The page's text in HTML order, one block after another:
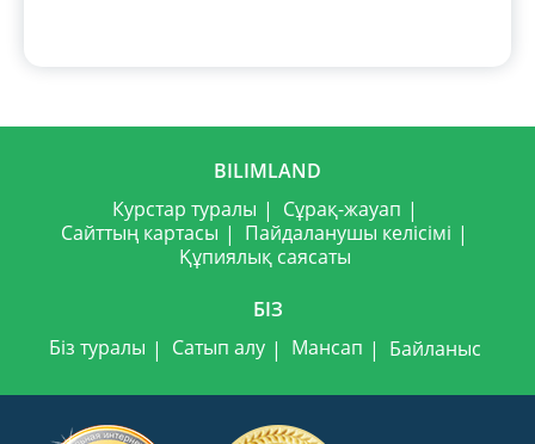
BILIMLAND
Курстар туралы
Сұрақ-жауап
Сайттың картасы
Пайдаланушы келісімі
Құпиялық саясаты
БІЗ
Біз туралы
Сатып алу Мансап Байланыс